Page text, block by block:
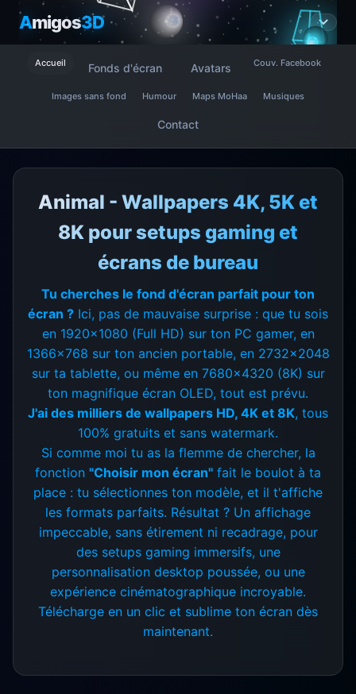
Amigos3D
Accueil Fonds d'écran Avatars Couv. Facebook
Images sans fond Humour Maps MoHaa Musiques
Contact
Animal - Wallpapers 4K, 5K et
8K pour setups gaming et
écrans de bureau
Tu cherches le fond d'écran parfait pour ton
écran ? Ici, pas de mauvaise surprise : que tu sois
en 1920x1080 (Full HD) sur ton PC gamer, en
1366x768 sur ton ancien portable, en 2732x2048
sur ta tablette, ou même en 7680x4320 (8K) sur
ton magnifique écran OLED, tout est prévu.
J'ai des milliers de wallpapers HD, 4K et 8K, tous
100% gratuits et sans watermark.
Si comme moi tu as la flemme de chercher, la
fonction "Choisir mon écran" fait le boulot à ta
place : tu sélectionnes ton modèle, et il t'affiche
les formats parfaits. Résultat ? Un affichage
impeccable, sans étirement ni recadrage, pour
des setups gaming immersifs, une
personnalisation desktop poussée, ou une
expérience cinématographique incroyable.
Télécharge en un clic et sublime ton écran dès
maintenant.